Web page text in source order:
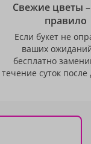
Свежие цветы
правило
Если букет не
ваших
бесплатно
течение суток после